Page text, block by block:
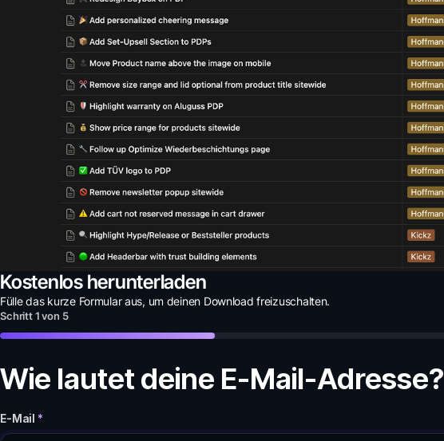
Kostenlos herunterladen
Fülle das kurze Formular aus, um deinen Download freizuschalten.
Schritt1 von 5
Wie lautet deine E-Mail-Adresse?
E-Mail *